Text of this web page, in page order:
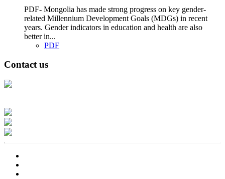
PDF- Mongolia has made strong progress on key gender-
related Millennium Development Goals (MDGs) in recent
years. Gender indicators in education and health are also
better in...
PDF
Contact us